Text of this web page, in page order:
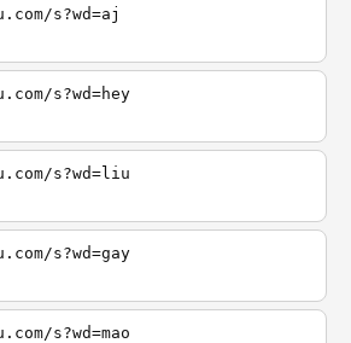
s?wd=aj
s?wd=hey
s?wd=liu
s?wd=gay
s?wd=mao